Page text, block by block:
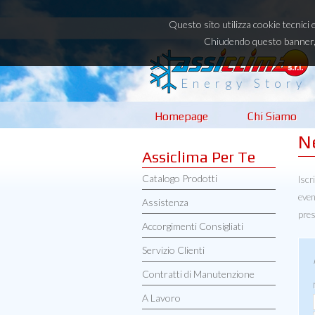
Questo sito utilizza cookie tecnici
Chiudendo questo
Energy Story
Homepage Chi Siamo
Assiclima Per Te
Catalogo Prodotti
Assistenza
Accorgimenti Consigliati
Servizio Clienti
Contratti di Manutenzione
A Lavoro